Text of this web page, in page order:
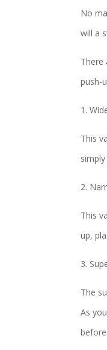
No
will a
There
push-
1.
This
2.
This
up,
3.
The
As